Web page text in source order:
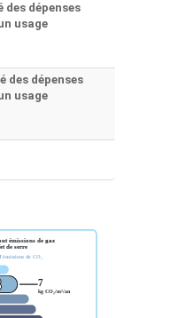
dépenses
usage
des dépenses
usage